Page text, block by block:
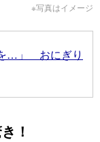
※写真はイメージ
を…」 おにぎり
！